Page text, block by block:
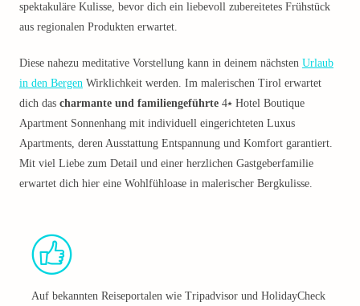
spektakuläre Kulisse, bevor dich ein liebevoll zubereitetes Frühstück
aus regionalen Produkten erwartet.
Diese nahezu meditative Vorstellung kann in deinem nächsten Urlaub
in den Bergen Wirklichkeit werden. Im malerischen Tirol erwartet
dich das charmante und familiengeführte 4⭑ Hotel Boutique
Apartment Sonnenhang mit individuell eingerichteten Luxus
Apartments, deren Ausstattung Entspannung und Komfort garantiert.
Mit viel Liebe zum Detail und einer herzlichen Gastgeberfamilie
erwartet dich hier eine Wohlfühloase in malerischer Bergkulisse.
Auf bekannten Reiseportalen wie Tripadvisor und HolidayCheck